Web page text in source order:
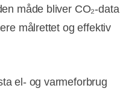
måde bliver CO₂‑data
målrettet og effektiv
el‑ og varmeforbrug